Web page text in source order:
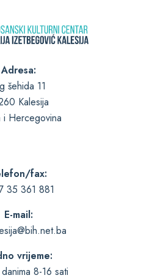
Adresa:
šehida 11
Kalesija
i Hercegovina
fax:
35 361 881
E-mail:
vrijeme:
8-16 sati